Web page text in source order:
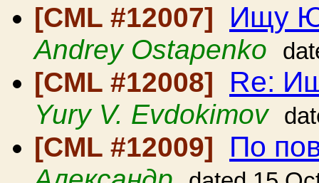
[CML #12007] Ищу
Andrey Ostapenko
[CML #12008] Re:
Yury V. Evdokimov
[CML #12009] По